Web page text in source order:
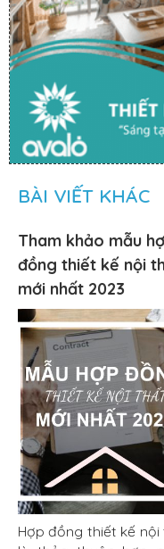
BÀI VIẾT KHÁC
Tham khảo mẫu
đồng thiết kế nội
mới nhất 2023
Hợp đồng thiết kế